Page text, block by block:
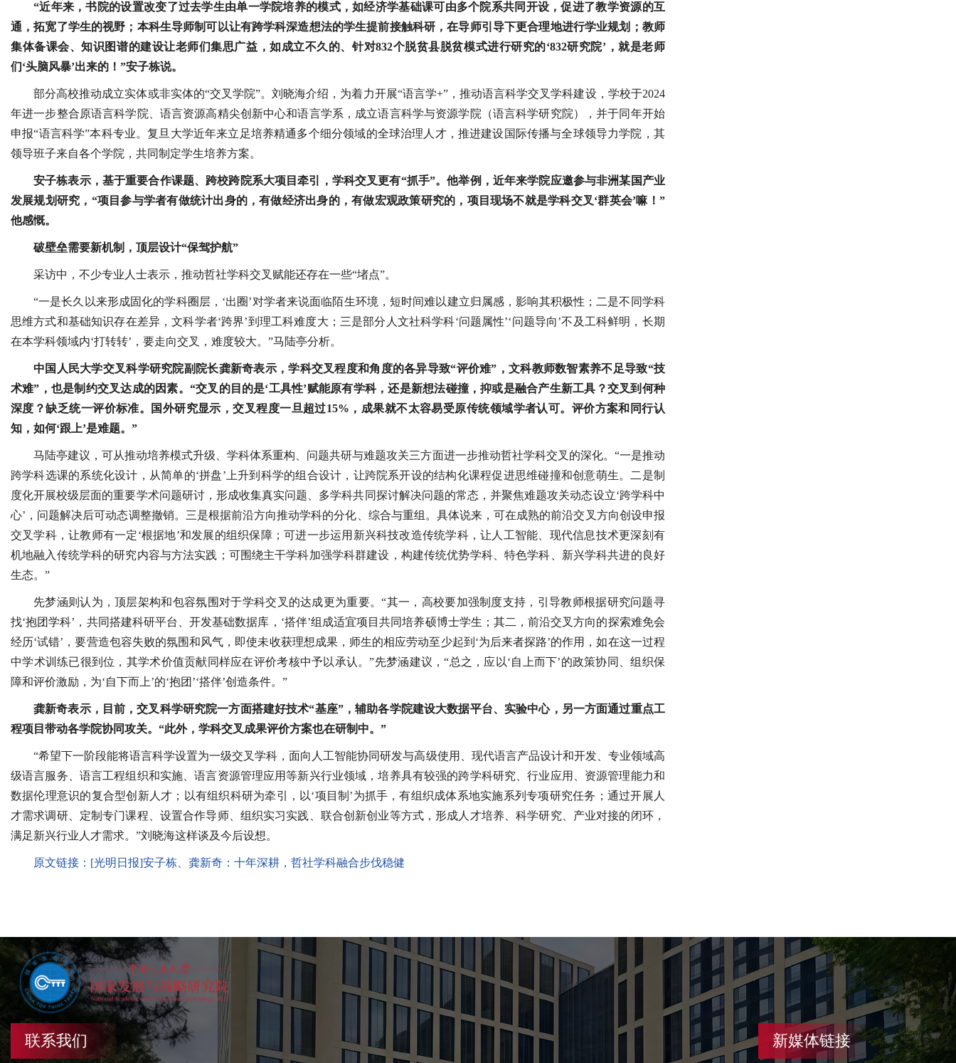
“近年来，书院的设置改变了过去学生由单一学院培养的模式，如经济学基础课可由多个院系共同开设，促进了教学资源的互
通，拓宽了学生的视野；本科生导师制可以让有跨学科深造想法的学生提前接触科研，在导师引导下更合理地进行学业规划；教师
集体备课会、知识图谱的建设让老师们集思广益，如成立不久的、针对832个脱贫县脱贫模式进行研究的‘832研究院’，就是老师
们‘头脑风暴’出来的！”安子栋说。
部分高校推动成立实体或非实体的“交叉学院”。刘晓海介绍，为着力开展“语言学+”，推动语言科学交叉学科建设，学校于2024
年进一步整合原语言科学院、语言资源高精尖创新中心和语言学系，成立语言科学与资源学院（语言科学研究院），并于同年开始
申报“语言科学”本科专业。复旦大学近年来立足培养精通多个细分领域的全球治理人才，推进建设国际传播与全球领导力学院，其
领导班子来自各个学院，共同制定学生培养方案。
安子栋表示，基于重要合作课题、跨校跨院系大项目牵引，学科交叉更有“抓手”。他举例，近年来学院应邀参与非洲某国产业
发展规划研究，“项目参与学者有做统计出身的，有做经济出身的，有做宏观政策研究的，项目现场不就是学科交叉‘群英会’嘛！”
他感慨。
破壁垒需要新机制，顶层设计“保驾护航”
采访中，不少专业人士表示，推动哲社学科交叉赋能还存在一些“堵点”。
“一是长久以来形成固化的学科圈层，‘出圈’对学者来说面临陌生环境，短时间难以建立归属感，影响其积极性；二是不同学科
思维方式和基础知识存在差异，文科学者‘跨界’到理工科难度大；三是部分人文社科学科‘问题属性’‘问题导向’不及工科鲜明，长期
在本学科领域内‘打转转’，要走向交叉，难度较大。”马陆亭分析。
中国人民大学交叉科学研究院副院长龚新奇表示，学科交叉程度和角度的各异导致“评价难”，文科教师数智素养不足导致“技
术难”，也是制约交叉达成的因素。“交叉的目的是‘工具性’赋能原有学科，还是新想法碰撞，抑或是融合产生新工具？交叉到何种
深度？缺乏统一评价标准。国外研究显示，交叉程度一旦超过15%，成果就不太容易受原传统领域学者认可。评价方案和同行认
知，如何‘跟上’是难题。”
马陆亭建议，可从推动培养模式升级、学科体系重构、问题共研与难题攻关三方面进一步推动哲社学科交叉的深化。“一是推动
跨学科选课的系统化设计，从简单的‘拼盘’上升到科学的组合设计，让跨院系开设的结构化课程促进思维碰撞和创意萌生。二是制
度化开展校级层面的重要学术问题研讨，形成收集真实问题、多学科共同探讨解决问题的常态，并聚焦难题攻关动态设立‘跨学科中
心’，问题解决后可动态调整撤销。三是根据前沿方向推动学科的分化、综合与重组。具体说来，可在成熟的前沿交叉方向创设申报
交叉学科，让教师有一定‘根据地’和发展的组织保障；可进一步运用新兴科技改造传统学科，让人工智能、现代信息技术更深刻有
机地融入传统学科的研究内容与方法实践；可围绕主干学科加强学科群建设，构建传统优势学科、特色学科、新兴学科共进的良好
生态。”
先梦涵则认为，顶层架构和包容氛围对于学科交叉的达成更为重要。“其一，高校要加强制度支持，引导教师根据研究问题寻
找‘抱团学科’，共同搭建科研平台、开发基础数据库，‘搭伴’组成适宜项目共同培养硕博士学生；其二，前沿交叉方向的探索难免会
经历‘试错’，要营造包容失败的氛围和风气，即使未收获理想成果，师生的相应劳动至少起到‘为后来者探路’的作用，如在这一过程
中学术训练已很到位，其学术价值贡献同样应在评价考核中予以承认。”先梦涵建议，“总之，应以‘自上而下’的政策协同、组织保
障和评价激励，为‘自下而上’的‘抱团’‘搭伴’创造条件。”
龚新奇表示，目前，交叉科学研究院一方面搭建好技术“基座”，辅助各学院建设大数据平台、实验中心，另一方面通过重点工
程项目带动各学院协同攻关。“此外，学科交叉成果评价方案也在研制中。”
“希望下一阶段能将语言科学设置为一级交叉学科，面向人工智能协同研发与高级使用、现代语言产品设计和开发、专业领域高
级语言服务、语言工程组织和实施、语言资源管理应用等新兴行业领域，培养具有较强的跨学科研究、行业应用、资源管理能力和
数据伦理意识的复合型创新人才；以有组织科研为牵引，以‘项目制’为抓手，有组织成体系地实施系列专项研究任务；通过开展人
才需求调研、定制专门课程、设置合作导师、组织实习实践、联合创新创业等方式，形成人才培养、科学研究、产业对接的闭环，
满足新兴行业人才需求。”刘晓海这样谈及今后设想。
原文链接： [光明日报]安子栋、龚新奇：十年深耕，哲社学科融合步伐稳健
联系我们 新媒体链接